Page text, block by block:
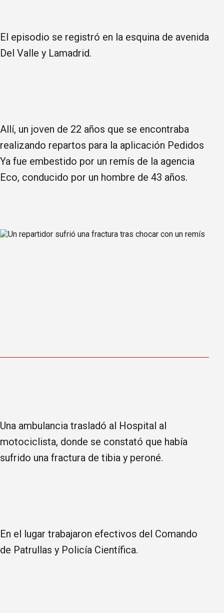
El episodio se registró en la esquina de avenida
Del Valle y Lamadrid.
Allí, un joven de 22 años que se encontraba
realizando repartos para la aplicación Pedidos
Ya fue embestido por un remís de la agencia
Eco, conducido por un hombre de 43 años.
Una ambulancia trasladó al Hospital al
motociclista, donde se constató que había
sufrido una fractura de tibia y peroné.
En el lugar trabajaron efectivos del Comando
de Patrullas y Policía Científica.